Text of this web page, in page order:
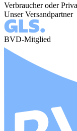
Verbraucher oder
Unser Versandpartner
BVD-Mitglied